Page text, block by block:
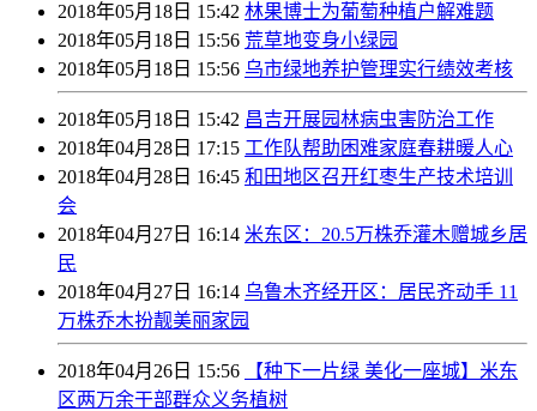
2018年05月18日 15:42 林果博士为葡萄种植户解难题
2018年05月18日 15:56 荒草地变身小绿园
2018年05月18日 15:56 乌市绿地养护管理实行绩效考核
2018年05月18日 15:42 昌吉开展园林病虫害防治工作
2018年04月28日 17:15 工作队帮助困难家庭春耕暖人心
2018年04月28日 16:45 和田地区召开红枣生产技术培训
会
2018年04月27日 16:14 米东区：20.5万株乔灌木赠城乡居
民
2018年04月27日 16:14 乌鲁木齐经开区：居民齐动手 11
万株乔木扮靓美丽家园
2018年04月26日 15:56
【种下一片绿 美化一座城】米东
区两万余干部群众义务植树